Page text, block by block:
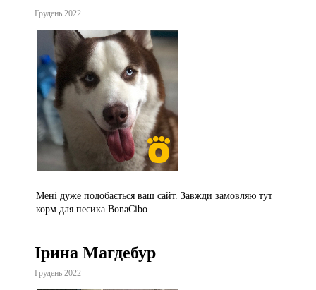
Грудень 2022
Мені дуже подобається ваш сайт. Завжди замовляю тут
корм для песика BonaCibo
Ірина Магдебур
Грудень 2022